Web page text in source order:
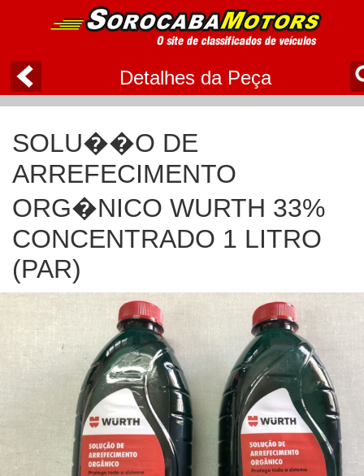
Detalhes da Peça
SOLU��O DE
ARREFECIMENTO
ORG�NICO WURTH 33%
CONCENTRADO 1 LITRO
(PAR)